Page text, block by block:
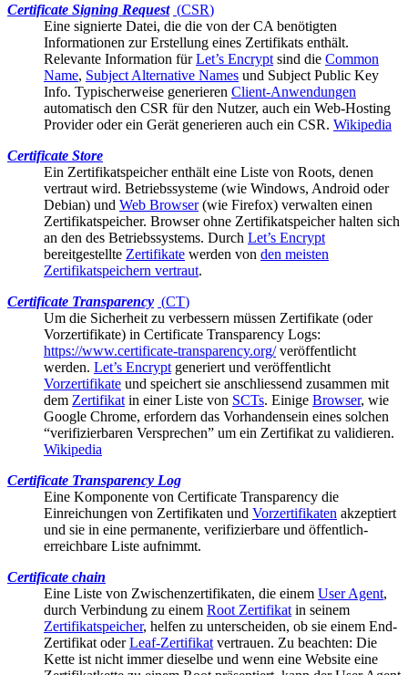
Certificate Signing Request (CSR)
Eine signierte Datei, die die von derCA benötigten
Informationen zur Erstellung eines Zertifikats enthält.
Relevante Information fürLet’s Encrypt sind die Common
Name, Subject Alternative Names und Subject Public Key
Info. Typischerweise generieren Client-Anwendungen
automatisch den CSR für den Nutzer, auch ein Web-Hosting
Provider oder ein Gerät generieren auch ein CSR. Wikipedia
Certificate Store
Ein Zertifikatspeicher enthält eine Liste von Roots, denen
vertraut wird. Betriebssysteme (wie Windows, Android oder
Debian) und Web Browser(wie Firefox) verwalten einen
Zertifikatspeicher. Browser ohne Zertifikatspeicher halten sich
an den des Betriebssystems. Durch Let’s Encrypt
bereitgestellte Zertifikate werden von den meisten
Zertifikatspeichern vertraut.
Certificate Transparency (CT)
Um die Sicherheit zu verbessern müssen Zertifikate (oder
Vorzertifikate) in Certificate Transparency Logs:
https://www.certificate-transparency.org/veröffentlicht
werden. Let’s Encrypt generiert und veröffentlicht
Vorzertifikate und speichert sie anschliessend zusammen mit
dem Zertifikat in einer Liste von SCTs. Einige Browser, wie
Google Chrome, erfordern das Vorhandensein eines solchen
“verifizierbaren Versprechen” um ein Zertifikat zu validieren.
Wikipedia
Certificate Transparency Log
Eine Komponente von Certificate Transparency die
Einreichungen von Zertifikaten und Vorzertifikaten akzeptiert
und sie in eine permanente, verifizierbare und öffentlich-
erreichbare Liste aufnimmt.
Certificate chain
Eine Liste von Zwischenzertifikaten, die einem User Agent,
durch Verbindung zu einem Root Zertifikat in seinem
Zertifikatspeicher, helfen zu unterscheiden, ob sie einem End-
Zertifikat oderLeaf-Zertifikat vertrauen. Zu beachten: Die
Kette ist nicht immer dieselbe und wenn eine Website eine